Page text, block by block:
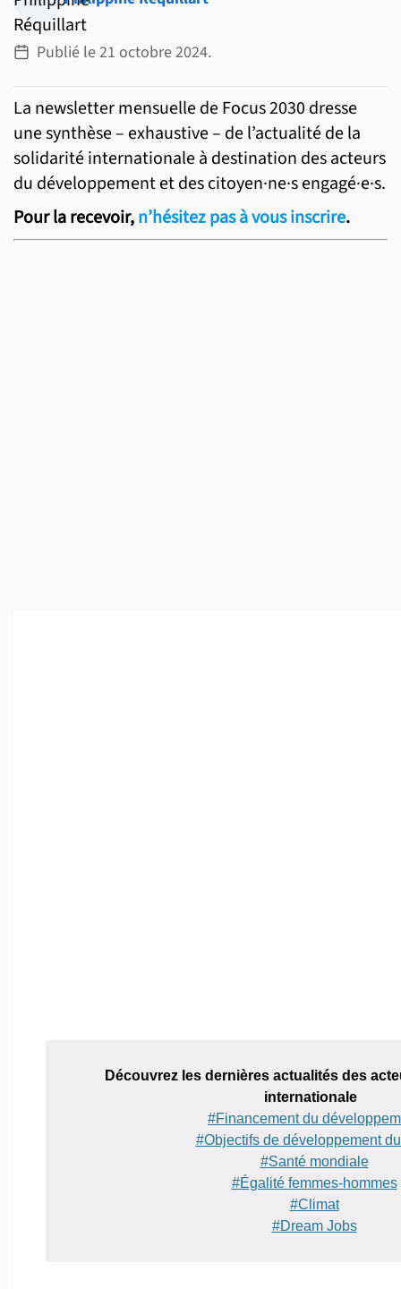
G7 / G20
TOUS LES THÈMES
VIDÉOS
Publié le21 octobre 2024.
La newsletter mensuelle de Focus 2030 dresse
une synthèse – exhaustive – de l’actualité de la
solidarité internationale à destination des acteurs
du développement et des citoyen·ne·s engagé·e·s.
Pour la recevoir,n’hésitez pas à vous inscrire.
Découvrez les dernières actualités des
internationale
#Financement du
#Objectifs de développement
#Santé mondiale
#Égalité femmes-hommes
#Climat
#Dream Jobs